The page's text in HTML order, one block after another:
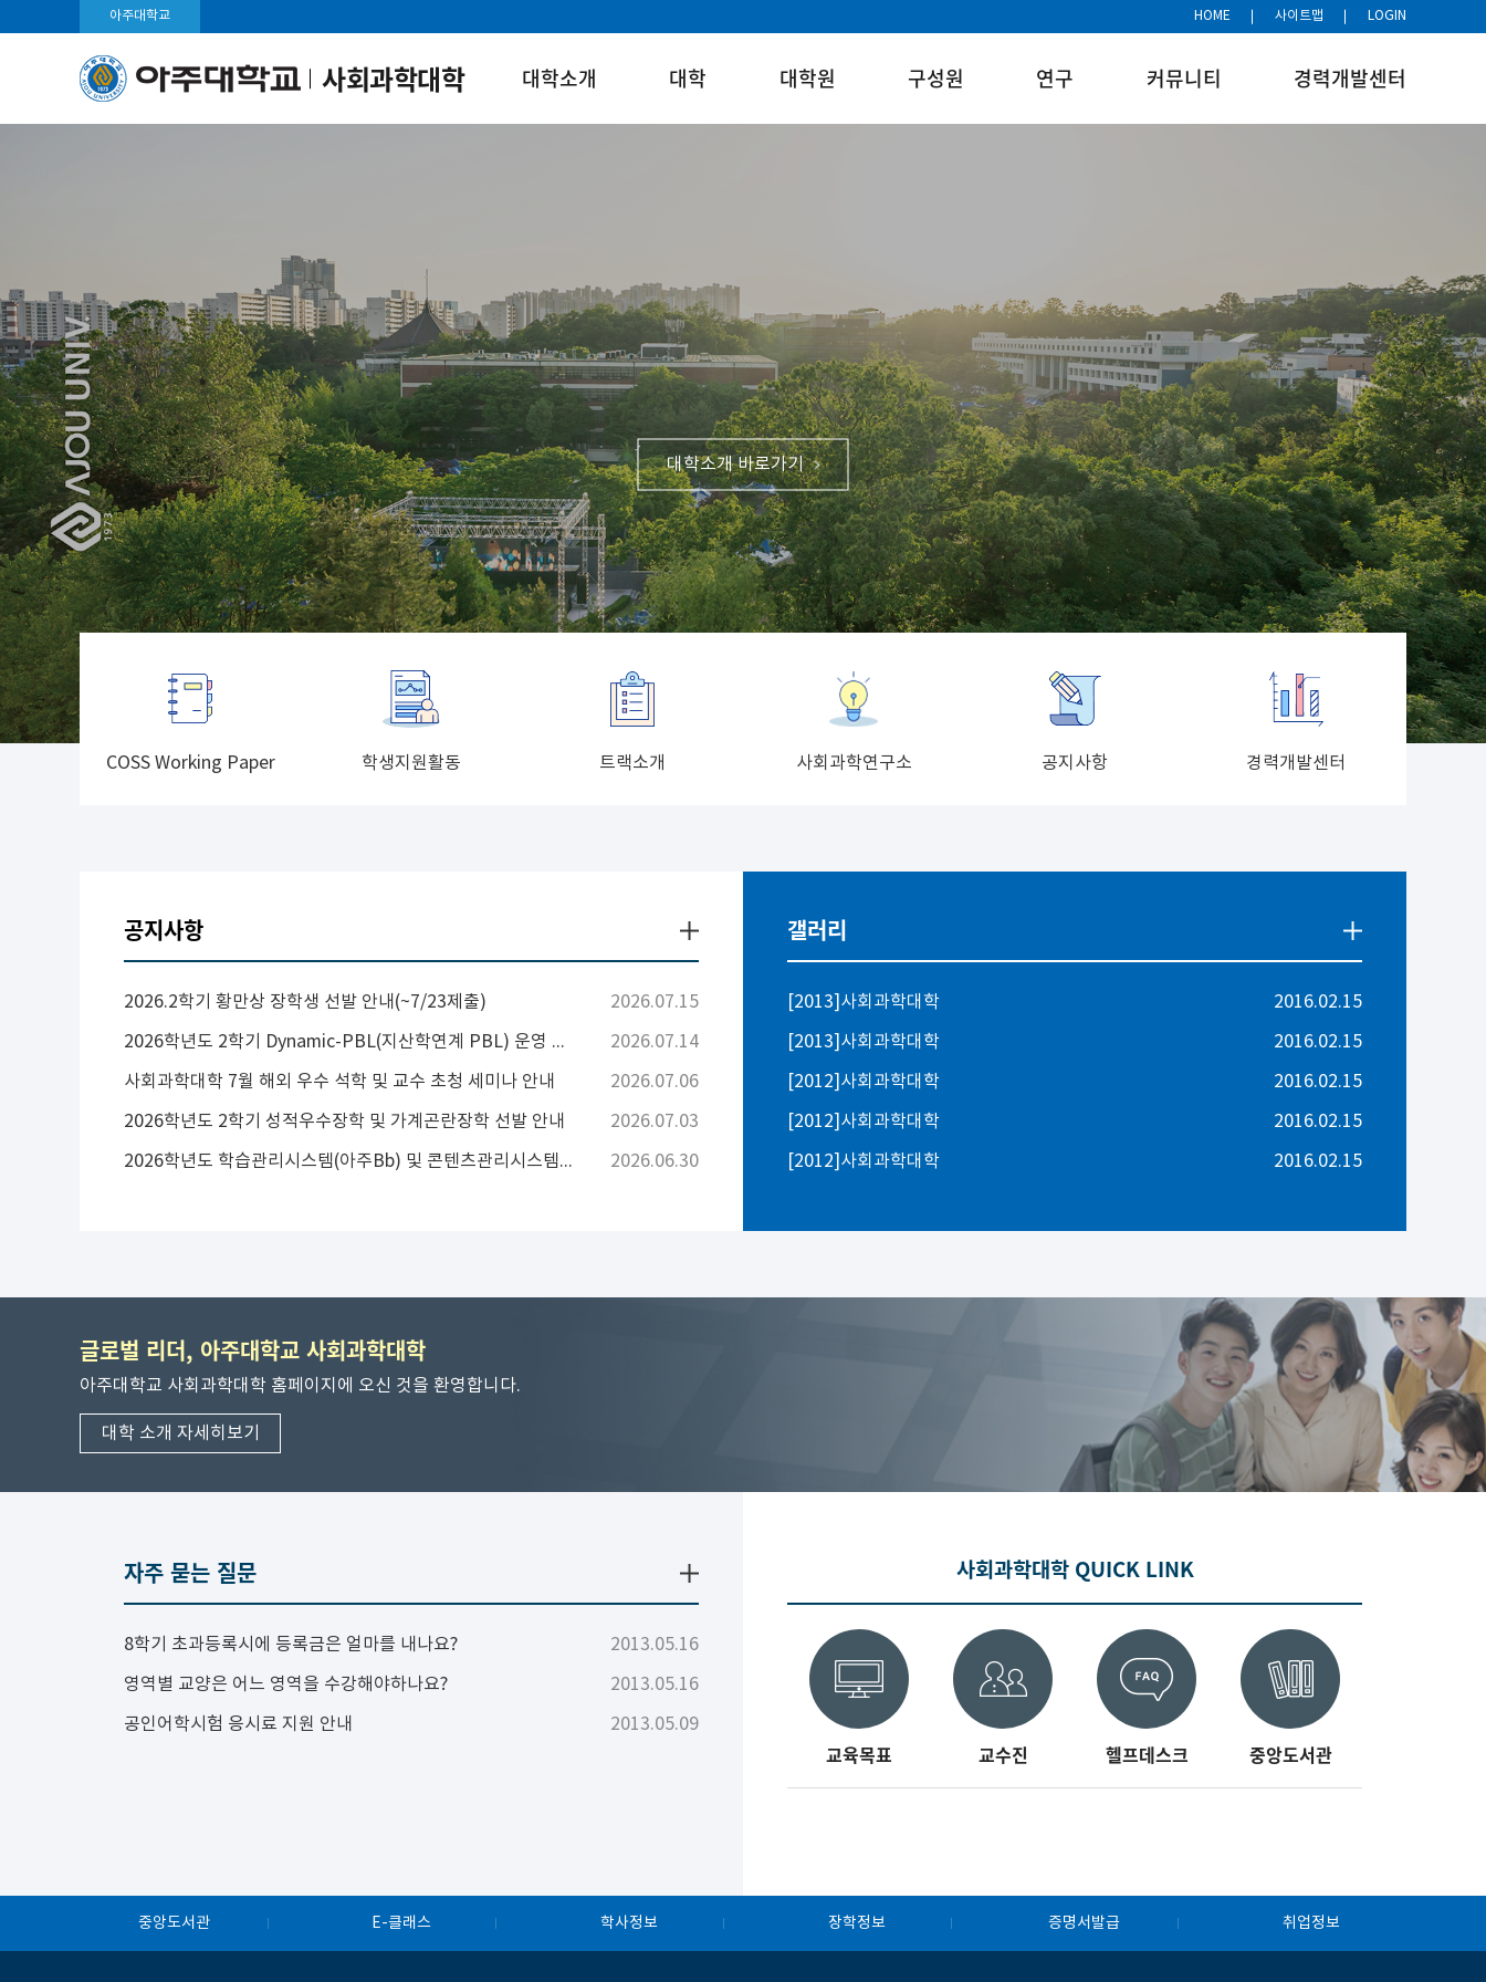
아주대학교 HOME 사이트맵 LOGIN
사회과학대학 대학소개 대학 대학원 구성원 연구 커뮤니티 경력개발센터
대학소개 바로가기
COSS Working Paper 학생지원활동 트랙소개 사회과학연구소 공지사항 경력개발센터
공지사항
2026.2학기 황만상 장학생 선발 안내(~7/23제출)
2026.07.15
2026학년도 2학기 Dynamic-PBL(지산학연계 PBL) 운영 지원사업 참여 학생 모집 안내
2026.07.14
사회과학대학 7월 해외 우수 석학 및 교수 초청 세미나 안내
2026.07.06
2026학년도 2학기 성적우수장학 및 가계곤란장학 선발 안내
2026.07.03
2026학년도 학습관리시스템(아주Bb) 및 콘텐츠관리시스템(포트폴리오) 콘텐츠 삭제 안내
2026.06.30
갤러리
[2013]사회과학대학
2016.02.15
[2013]사회과학대학
2016.02.15
[2012]사회과학대학
2016.02.15
[2012]사회과학대학
2016.02.15
[2012]사회과학대학
2016.02.15
글로벌 리더, 아주대학교 사회과학대학
아주대학교 사회과학대학 홈페이지에 오신 것을 환영합니다.
대학 소개 자세히보기
자주 묻는 질문
8학기 초과등록시에 등록금은 얼마를 내나요?
2013.05.16
영역별 교양은 어느 영역을 수강해야하나요?
2013.05.16
공인어학시험 응시료 지원 안내
2013.05.09
사회과학대학 QUICK LINK
교육목표 교수진 헬프데스크 중앙도서관
중앙도서관 E-클래스 학사정보 장학정보 증명서발급 취업정보